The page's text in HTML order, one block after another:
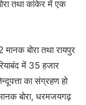
तथा कांकेर में एक
बोरा तथा रायपुर
में 35 हजार
का संग्रहण हो
बोरा, धरमजयगढ़